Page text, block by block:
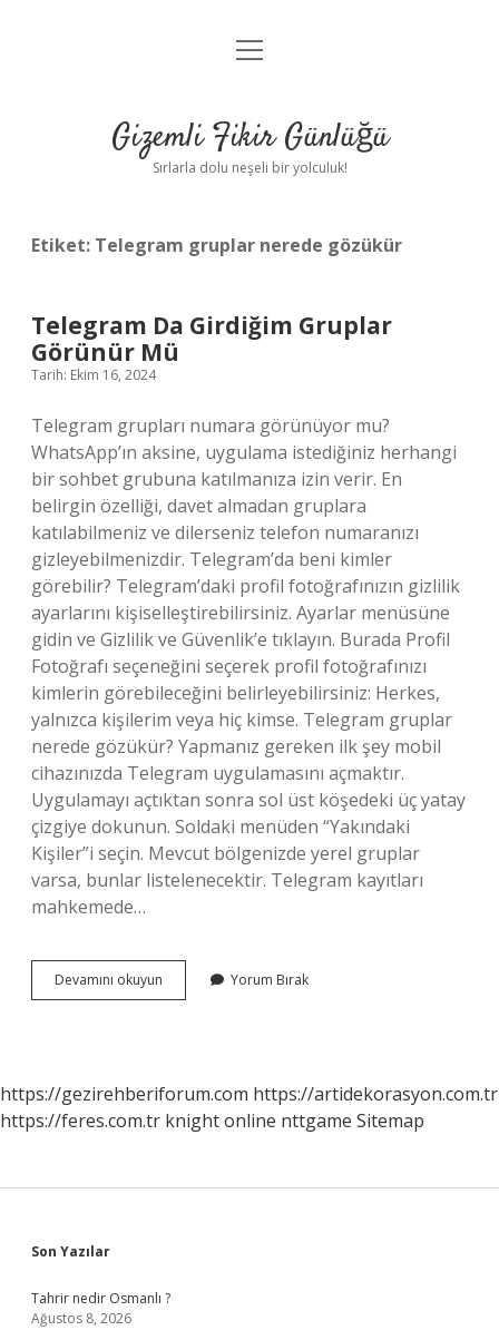
Anasayfa
Yasal Uyarı
menüyü
Gizemli Fikir Günlüğü
Sırlarla dolu neşeli bir yolculuk!
Etiket: Telegram gruplar nerede gözükür
Telegram Da Girdiğim Gruplar
Görünür Mü
Tarih: Ekim 16, 2024
Telegram grupları numara görünüyor mu?
WhatsApp’ın aksine, uygulama istediğiniz herhangi
bir sohbet grubuna katılmanıza izin verir. En
belirgin özelliği, davet almadan gruplara
katılabilmeniz ve dilerseniz telefon numaranızı
gizleyebilmenizdir. Telegram’da beni kimler
görebilir? Telegram’daki profil fotoğrafınızın gizlilik
ayarlarını kişiselleştirebilirsiniz. Ayarlar menüsüne
gidin ve Gizlilik ve Güvenlik’e tıklayın. Burada Profil
Fotoğrafı seçeneğini seçerek profil fotoğrafınızı
kimlerin görebileceğini belirleyebilirsiniz: Herkes,
yalnızca kişilerim veya hiç kimse. Telegram gruplar
nerede gözükür? Yapmanız gereken ilk şey mobil
cihazınızda Telegram uygulamasını açmaktır.
Uygulamayı açtıktan sonra sol üst köşedeki üç yatay
çizgiye dokunun. Soldaki menüden “Yakındaki
Kişiler”i seçin. Mevcut bölgenizde yerel gruplar
varsa, bunlar listelenecektir. Telegram kayıtları
mahkemede…
Devamını okuyun Telegram
Da
Yorum Bırak
https://gezirehberiforum.com https://artidekorasyon.com.tr
https://feres.com.tr knight online nttgame Sitemap
Sidebar
Son Yazılar
Tahrir nedir Osmanlı ?
Ağustos 8, 2026